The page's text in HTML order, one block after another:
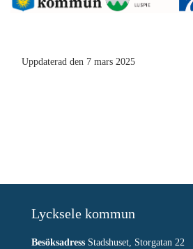
Uppdaterad den 7 mars 2025
Lycksele kommun
Besöksadress Stadshuset, Storgatan 22